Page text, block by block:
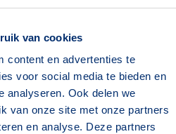
van cookies
content en advertenties te
voor social media te bieden en
analyseren. Ook delen we
van onze site met onze partners
en analyse. Deze partners
Met deze
los je op de
af. Het rendement
/rekening staat vast.
die je
als je je hypotheek